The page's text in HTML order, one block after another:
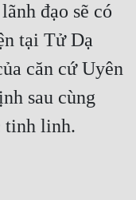
đạo sẽ có
tại Tử Dạ
căn cứ Uyên
sau cùng
tinh linh.